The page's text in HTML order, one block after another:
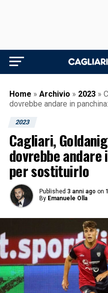
Home » Archivio » 2023 »
dovrebbe andare in
2023
Cagliari,
dovrebbe
per sostituirlo
Published 3 anni ago on
By Emanuele Olla